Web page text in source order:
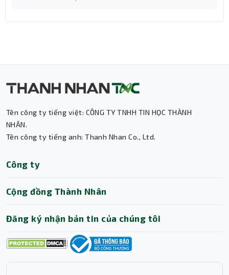
Tên công ty tiếng việt: CÔNG TY TNHH TIN HỌC THÀNH
NHÂN.
Tên công ty tiếng anh: Thanh Nhan Co., Ltd.
Công ty
Cộng đồng Thành Nhân
Đăng ký nhận bản tin của chúng tôi